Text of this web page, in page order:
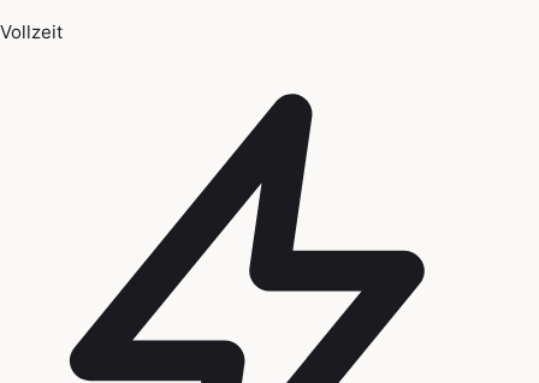
Vollzeit